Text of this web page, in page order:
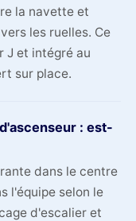
la navette et
les ruelles. Ce
J et intégré au
sur place.
: est-
dans le centre
l'équipe selon le
d'escalier et